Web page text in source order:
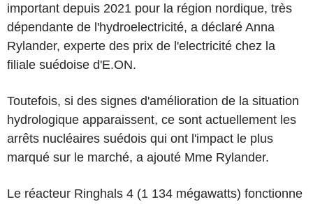
important depuis 2021 pour la région nordique, très
dépendante de l'hydroelectricité, a déclaré Anna
Rylander, experte des prix de l'electricité chez la
filiale suédoise d'E.ON.
Toutefois, si des signes d'amélioration de la situation
hydrologique apparaissent, ce sont actuellement les
arrêts nucléaires suédois qui ont l'impact le plus
marqué sur le marché, a ajouté Mme Rylander.
Le réacteur Ringhals 4 (1 134 mégawatts) fonctionne